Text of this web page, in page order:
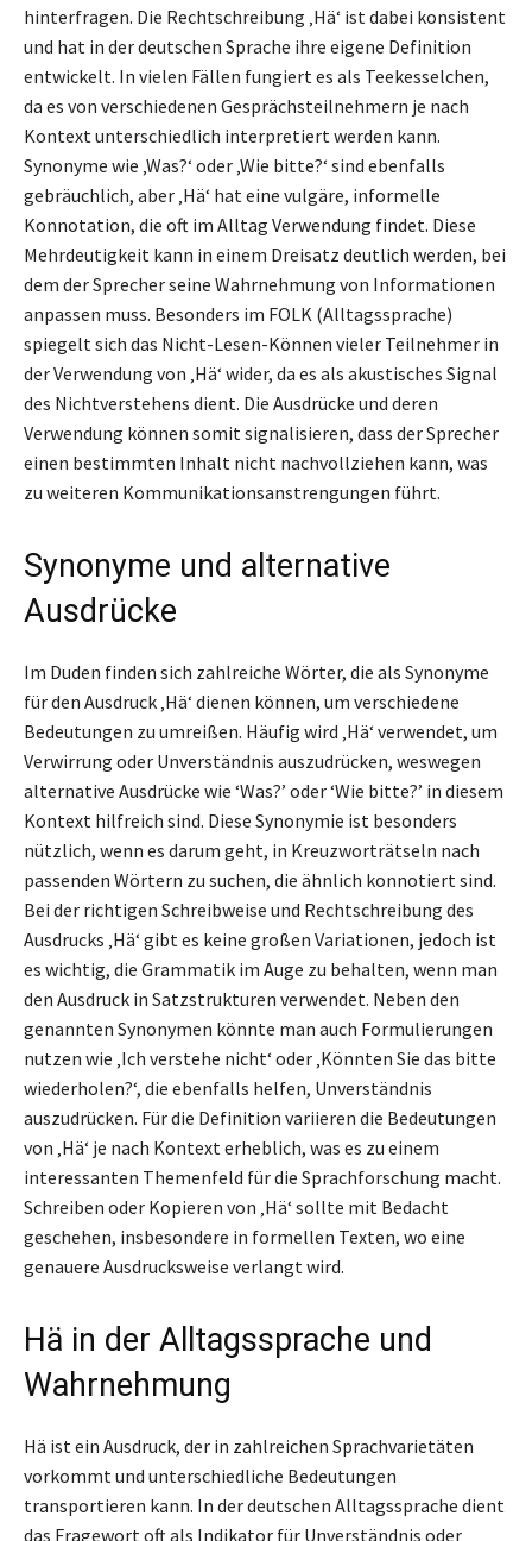
hinterfragen. Die Rechtschreibung ‚Hä‘ ist dabei konsistent
und hat in der deutschen Sprache ihre eigene Definition
entwickelt. In vielen Fällen fungiert es als Teekesselchen,
da es von verschiedenen Gesprächsteilnehmern je nach
Kontext unterschiedlich interpretiert werden kann.
Synonyme wie ‚Was?‘ oder ‚Wie bitte?‘ sind ebenfalls
gebräuchlich, aber ‚Hä‘ hat eine vulgäre, informelle
Konnotation, die oft im Alltag Verwendung findet. Diese
Mehrdeutigkeit kann in einem Dreisatz deutlich werden, bei
dem der Sprecher seine Wahrnehmung von Informationen
anpassen muss. Besonders im FOLK (Alltagssprache)
spiegelt sich das Nicht-Lesen-Können vieler Teilnehmer in
der Verwendung von ‚Hä‘ wider, da es als akustisches Signal
des Nichtverstehens dient. Die Ausdrücke und deren
Verwendung können somit signalisieren, dass der Sprecher
einen bestimmten Inhalt nicht nachvollziehen kann, was
zu weiteren Kommunikationsanstrengungen führt.
Synonyme und alternative
Ausdrücke
Im Duden finden sich zahlreiche Wörter, die als Synonyme
für den Ausdruck ‚Hä‘ dienen können, um verschiedene
Bedeutungen zu umreißen. Häufig wird ‚Hä‘ verwendet, um
Verwirrung oder Unverständnis auszudrücken, weswegen
alternative Ausdrücke wie ‘Was?’ oder ‘Wie bitte?’ in diesem
Kontext hilfreich sind. Diese Synonymie ist besonders
nützlich, wenn es darum geht, in Kreuzworträtseln nach
passenden Wörtern zu suchen, die ähnlich konnotiert sind.
Bei der richtigen Schreibweise und Rechtschreibung des
Ausdrucks ‚Hä‘ gibt es keine großen Variationen, jedoch ist
es wichtig, die Grammatik im Auge zu behalten, wenn man
den Ausdruck in Satzstrukturen verwendet. Neben den
genannten Synonymen könnte man auch Formulierungen
nutzen wie ‚Ich verstehe nicht‘ oder ‚Könnten Sie das bitte
wiederholen?‘, die ebenfalls helfen, Unverständnis
auszudrücken. Für die Definition variieren die Bedeutungen
von ‚Hä‘ je nach Kontext erheblich, was es zu einem
interessanten Themenfeld für die Sprachforschung macht.
Schreiben oder Kopieren von ‚Hä‘ sollte mit Bedacht
geschehen, insbesondere in formellen Texten, wo eine
genauere Ausdrucksweise verlangt wird.
Hä in der Alltagssprache und
Wahrnehmung
Hä ist ein Ausdruck, der in zahlreichen Sprachvarietäten
vorkommt und unterschiedliche Bedeutungen
transportieren kann. In der deutschen Alltagssprache dient
das Fragewort oft als Indikator für Unverständnis oder